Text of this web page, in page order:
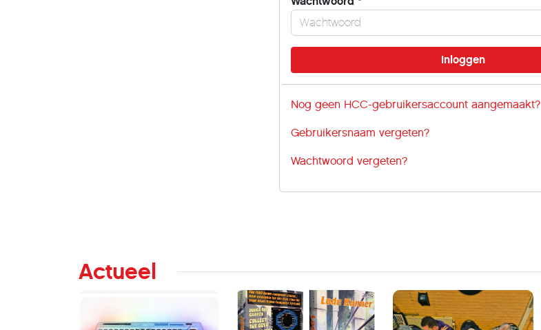
Nog geen HCC-gebruikersaccount aangemaakt?
Gebruikersnaam vergeten?
Wachtwoord vergeten?
Actueel